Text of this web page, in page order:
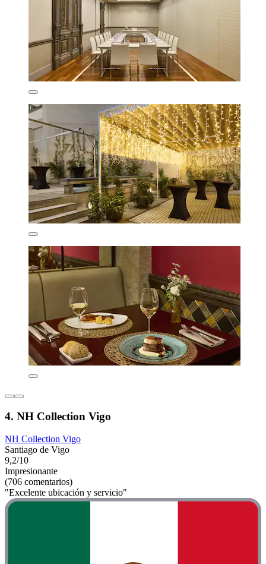
4. NH Collection Vigo
NH Collection Vigo
Santiago de Vigo
9,2/10
Impresionante
(706 comentarios)
"Excelente ubicación y servicio"